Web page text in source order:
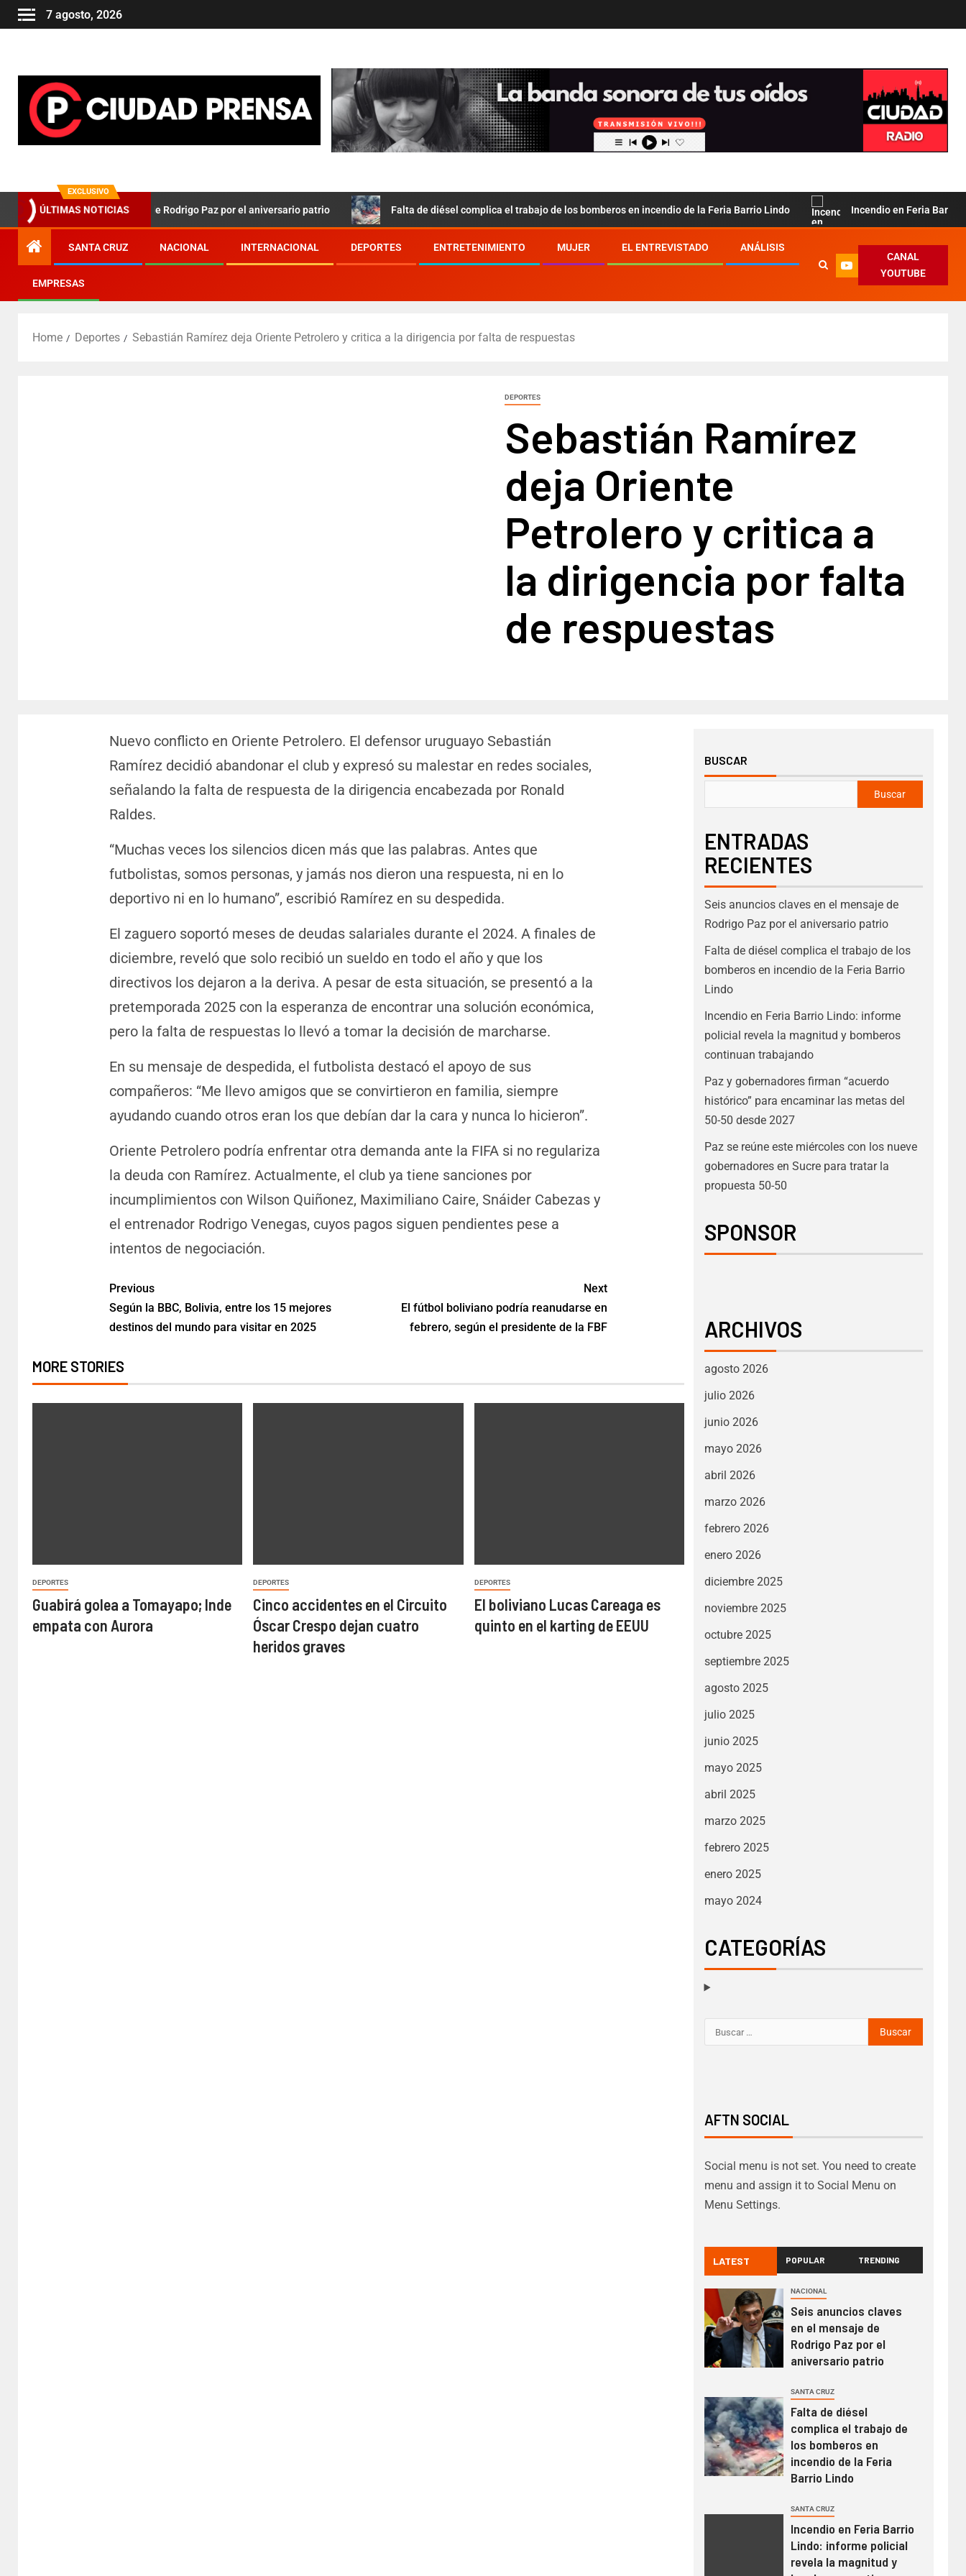
7 agosto, 2026
EXCLUSIVO
ÚLTIMAS NOTICIAS
claves en el mensaje de Rodrigo Paz por el aniversario patrio Falta de diésel complica el trabajo de los bomberos en incendio de la Feria Barrio Lindo Incendio en Feria Barrio Lindo:
SANTA CRUZ NACIONAL INTERNACIONAL DEPORTES ENTRETENIMIENTO MUJER EL ENTREVISTADO ANÁLISIS
EMPRESAS
CANAL
YOUTUBE
Home Deportes Sebastián Ramírez deja Oriente Petrolero y critica a la dirigencia por falta de respuestas
DEPORTES
Sebastián Ramírez
deja Oriente
Petrolero y critica a
la dirigencia por falta
de respuestas
Nuevo conflicto en Oriente Petrolero. El defensor uruguayo Sebastián
Ramírez decidió abandonar el club y expresó su malestar en redes sociales,
señalando la falta de respuesta de la dirigencia encabezada por Ronald
Raldes.
“Muchas veces los silencios dicen más que las palabras. Antes que
futbolistas, somos personas, y jamás nos dieron una respuesta, ni en lo
deportivo ni en lo humano”, escribió Ramírez en su despedida.
El zaguero soportó meses de deudas salariales durante el 2024. A finales de
diciembre, reveló que solo recibió un sueldo en todo el año y que los
directivos los dejaron a la deriva. A pesar de esta situación, se presentó a la
pretemporada 2025 con la esperanza de encontrar una solución económica,
pero la falta de respuestas lo llevó a tomar la decisión de marcharse.
En su mensaje de despedida, el futbolista destacó el apoyo de sus
compañeros: “Me llevo amigos que se convirtieron en familia, siempre
ayudando cuando otros eran los que debían dar la cara y nunca lo hicieron”.
Oriente Petrolero podría enfrentar otra demanda ante la FIFA si no regulariza
la deuda con Ramírez. Actualmente, el club ya tiene sanciones por
incumplimientos con Wilson Quiñonez, Maximiliano Caire, Snáider Cabezas y
el entrenador Rodrigo Venegas, cuyos pagos siguen pendientes pese a
intentos de negociación.
Previous
Según la BBC, Bolivia, entre los 15 mejores
destinos del mundo para visitar en 2025
Next
El fútbol boliviano podría reanudarse en
febrero, según el presidente de la FBF
MORE STORIES
DEPORTES
Guabirá golea a Tomayapo; Inde
empata con Aurora
DEPORTES
Cinco accidentes en el Circuito
Óscar Crespo dejan cuatro
heridos graves
DEPORTES
El boliviano Lucas Careaga es
quinto en el karting de EEUU
BUSCAR
Buscar
ENTRADAS
RECIENTES
Seis anuncios claves en el mensaje de
Rodrigo Paz por el aniversario patrio
Falta de diésel complica el trabajo de los
bomberos en incendio de la Feria Barrio
Lindo
Incendio en Feria Barrio Lindo: informe
policial revela la magnitud y bomberos
continuan trabajando
Paz y gobernadores firman “acuerdo
histórico” para encaminar las metas del
50-50 desde 2027
Paz se reúne este miércoles con los nueve
gobernadores en Sucre para tratar la
propuesta 50-50
SPONSOR
ARCHIVOS
agosto 2026
julio 2026
junio 2026
mayo 2026
abril 2026
marzo 2026
febrero 2026
enero 2026
diciembre 2025
noviembre 2025
octubre 2025
septiembre 2025
agosto 2025
julio 2025
junio 2025
mayo 2025
abril 2025
marzo 2025
febrero 2025
enero 2025
mayo 2024
CATEGORÍAS
AFTN SOCIAL
Social menu is not set. You need to create
menu and assign it to Social Menu on
Menu Settings.
LATEST POPULAR TRENDING
NACIONAL
Seis anuncios claves
en el mensaje de
Rodrigo Paz por el
aniversario patrio
SANTA CRUZ
Falta de diésel
complica el trabajo de
los bomberos en
incendio de la Feria
Barrio Lindo
SANTA CRUZ
Incendio en Feria Barrio
Lindo: informe policial
revela la magnitud y